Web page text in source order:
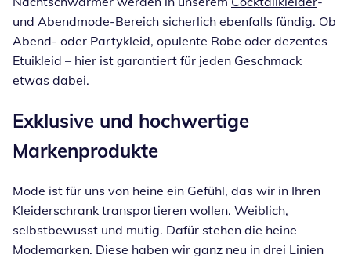
und Abendmode-Bereich sicherlich ebenfalls fündig. Ob
Abend- oder Partykleid, opulente Robe oder dezentes
Etuikleid – hier ist garantiert für jeden Geschmack
etwas dabei.
Exklusive und hochwertige
Markenprodukte
Mode ist für uns von heine ein Gefühl, das wir in Ihren
Kleiderschrank transportieren wollen. Weiblich,
selbstbewusst und mutig. Dafür stehen die heine
Modemarken. Diese haben wir ganz neu in drei Linien